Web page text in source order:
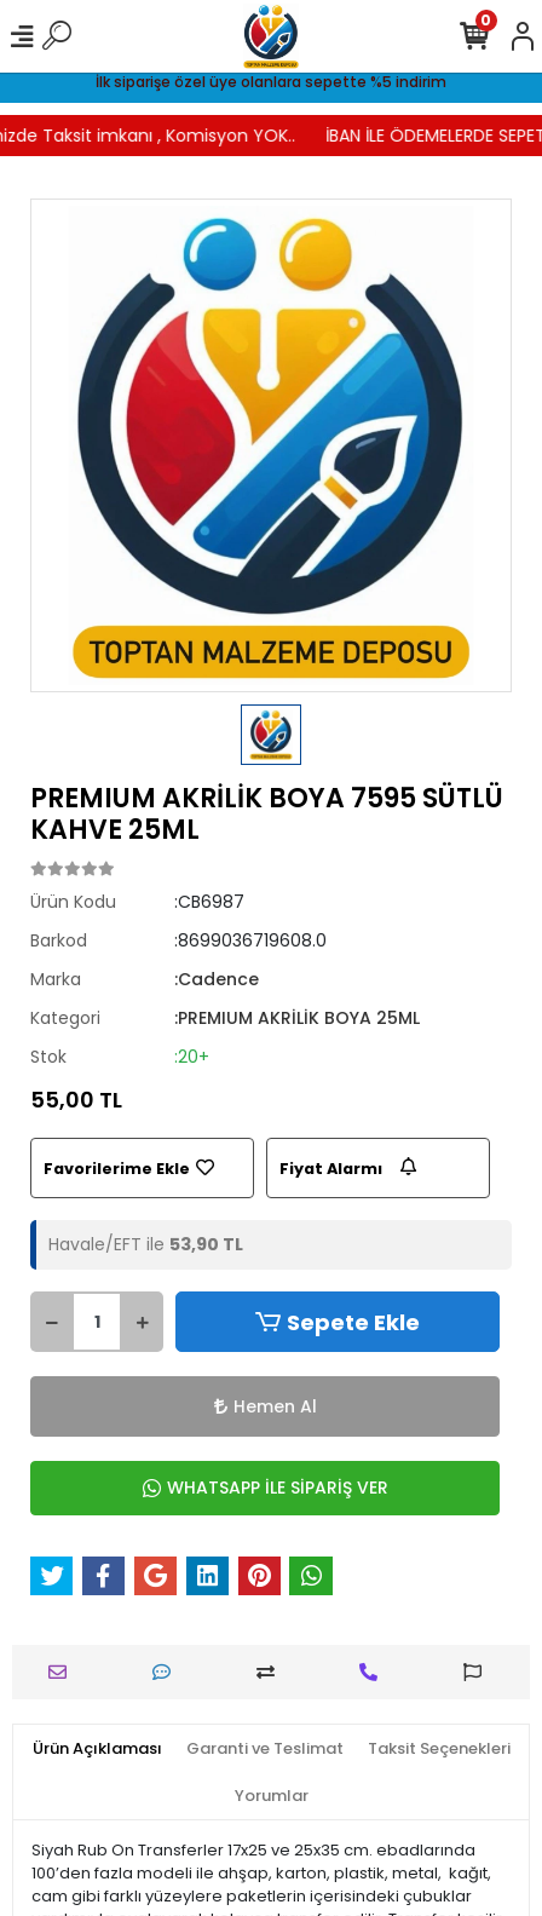
İlk siparişe özel üye olanlara sepette %5 indirim
Taksit imkanı , Komisyon YOK.. İBAN İLE ÖDEMELERDE
0
PREMIUM AKRİLİK BOYA 7595 SÜTLÜ
KAHVE 25ML
Ürün Kodu
:CB6987
Barkod
:8699036719608.0
Marka
:Cadence
Kategori
:PREMIUM AKRİLİK BOYA 25ML
Stok
:20+
55,00 TL
Favorilerime Ekle Fiyat Alarmı
Havale/EFT ile 53,90 TL
Sepete Ekle
Hemen Al
WHATSAPP İLE SİPARİŞ VER
Ürün Açıklaması Garanti ve Teslimat Taksit Seçenekleri
Yorumlar
Siyah Rub On Transferler 17x25 ve 25x35 cm. ebadlarında
100’den fazla modeli ile ahşap, karton, plastik, metal, kağıt,
cam gibi farklı yüzeylere paketlerin içerisindeki çubuklar